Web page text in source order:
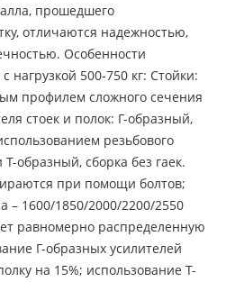
прошедшего
отличаются надежностью,
Особенности
нагрузкой 500-750 кг: Стойки:
профилем сложного сечения
стоек и полок: Г-образный,
резьбового
образный, сборка без гаек.
при помощи болтов;
– 1600/1850/2000/2200/2550
равномерно распределенную
Г-образных усилителей
на 15%; использование Т-